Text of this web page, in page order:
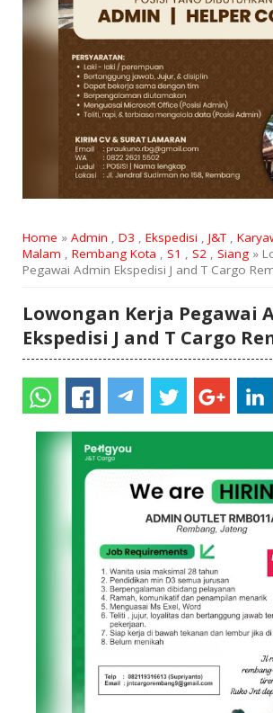
Home » Admin , D3 , Ekspedisi , J&T,
Malam , Rembang Kota , S1 , S2, Siang»
Pegawai Admin Ekspedisi J and T Cargo
Lowongan Kerja Pegawai
Ekspedisi J and T Cargo